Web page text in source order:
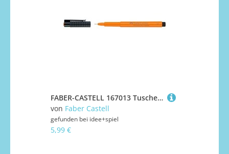
FABER-CASTELL 167013 Tuschestift Pitt Artist Pen S Farbe 113 lasurorange
von Faber Castell
gefunden bei idee+spiel
5,99 €